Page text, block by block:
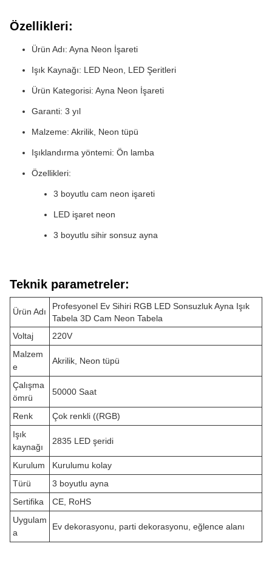
Özellikleri:
Ürün Adı: Ayna Neon İşareti
Işık Kaynağı: LED Neon, LED Şeritleri
Ürün Kategorisi: Ayna Neon İşareti
Garanti: 3 yıl
Malzeme: Akrilik, Neon tüpü
Işıklandırma yöntemi: Ön lamba
Özellikleri:
3 boyutlu cam neon işareti
LED işaret neon
3 boyutlu sihir sonsuz ayna
Teknik parametreler:
Ürün Adı
Profesyonel Ev Sihiri RGB LED Sonsuzluk Ayna Işık
Tabela 3D Cam Neon Tabela
Voltaj
220V
Malzem
e
Akrilik, Neon tüpü
Çalışma
ömrü
50000 Saat
Renk
Çok renkli ((RGB)
Işık
kaynağı
2835 LED şeridi
Kurulum
Kurulumu kolay
Türü
3 boyutlu ayna
Sertifika
CE, RoHS
Uygulam
a
Ev dekorasyonu, parti dekorasyonu, eğlence alanı